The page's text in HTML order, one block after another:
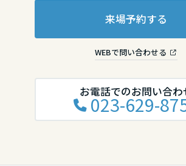
来場予約する
WEBで問い合わせる
お電話でのお問い合わ
023-629-